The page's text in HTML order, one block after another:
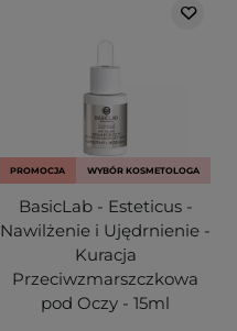
PROMOCJA WYBÓR KOSMETOLOGA
BasicLab - Esteticus -
Nawilżenie i Ujędrnienie -
Kuracja
Przeciwzmarszczkowa
pod Oczy - 15ml